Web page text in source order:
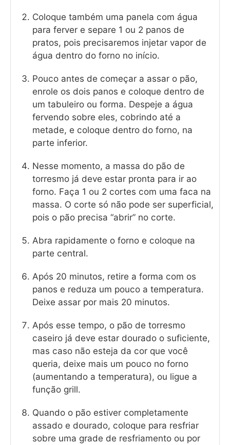
Coloque também uma panela com água
para ferver e separe 1 ou 2 panos de
pratos, pois precisaremos injetar vapor de
água dentro do forno no início.
Pouco antes de começar a assar o pão,
enrole os dois panos e coloque dentro de
um tabuleiro ou forma. Despeje a água
fervendo sobre eles, cobrindo até a
metade, e coloque dentro do forno, na
parte inferior.
Nesse momento, a massa do pão de
torresmo já deve estar pronta para ir ao
forno. Faça 1 ou 2 cortes com uma faca na
massa. O corte só não pode ser superficial,
pois o pão precisa “abrir” no corte.
Abra rapidamente o forno e coloque na
parte central.
Após 20 minutos, retire a forma com os
panos e reduza um pouco a temperatura.
Deixe assar por mais 20 minutos.
Após esse tempo, o pão de torresmo
caseiro já deve estar dourado o suficiente,
mas caso não esteja da cor que você
queria, deixe mais um pouco no forno
(aumentando a temperatura), ou ligue a
função grill.
Quando o pão estiver completamente
assado e dourado, coloque para resfriar
sobre uma grade de resfriamento ou por